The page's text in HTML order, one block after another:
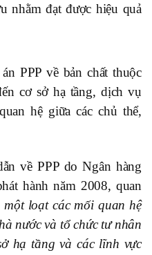
nhằm đạt được hiệu quả
PPP về bản chất thuộc
cơ sở hạ tầng, dịch vụ
hệ giữa các chủ thể,
về PPP do Ngân hàng
hành năm 2008, quan
loạt các mối quan hệ
nước và tổ chức tư nhân
hạ tầng và các lĩnh vực